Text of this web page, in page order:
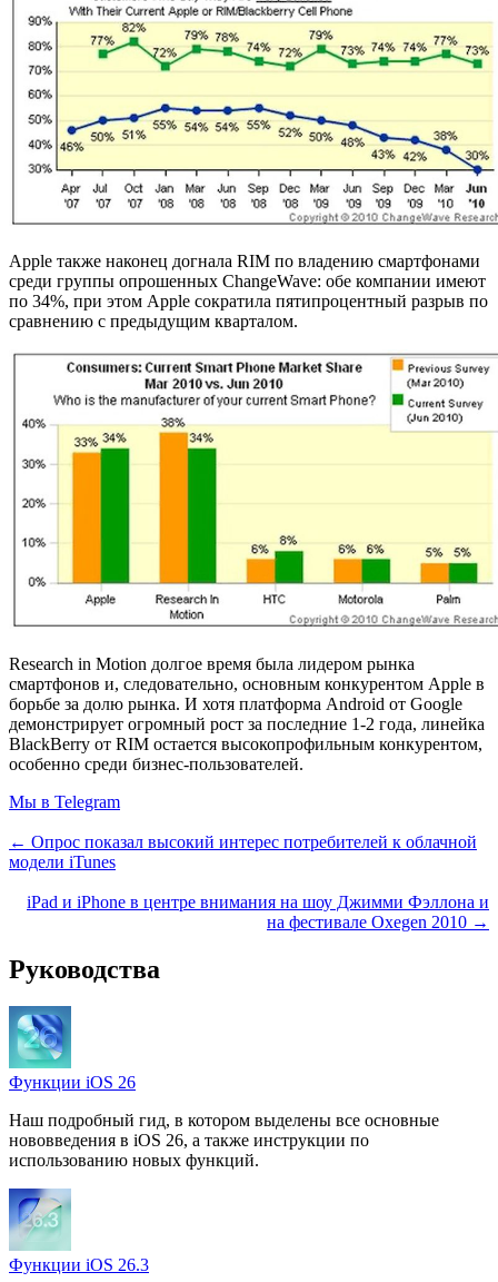
Apple также наконец догнала RIM по владению смартфонами
среди группы опрошенных ChangeWave: обе компании имеют
по 34%, при этом Apple сократила пятипроцентный разрыв по
сравнению с предыдущим кварталом.
Research in Motion долгое время была лидером рынка
смартфонов и, следовательно, основным конкурентом Apple в
борьбе за долю рынка. И хотя платформа Android от Google
демонстрирует огромный рост за последние 1-2 года, линейка
BlackBerry от RIM остается высокопрофильным конкурентом,
особенно среди бизнес-пользователей.
Мы в Telegram
← Опрос показал высокий интерес потребителей к облачной
модели iTunes
iPad и iPhone в центре внимания на шоу Джимми Фэллона и
на фестивале Oxegen 2010 →
Руководства
Функции iOS 26
Наш подробный гид, в котором выделены все основные
нововведения в iOS 26, а также инструкции по
использованию новых функций.
Функции iOS 26.3